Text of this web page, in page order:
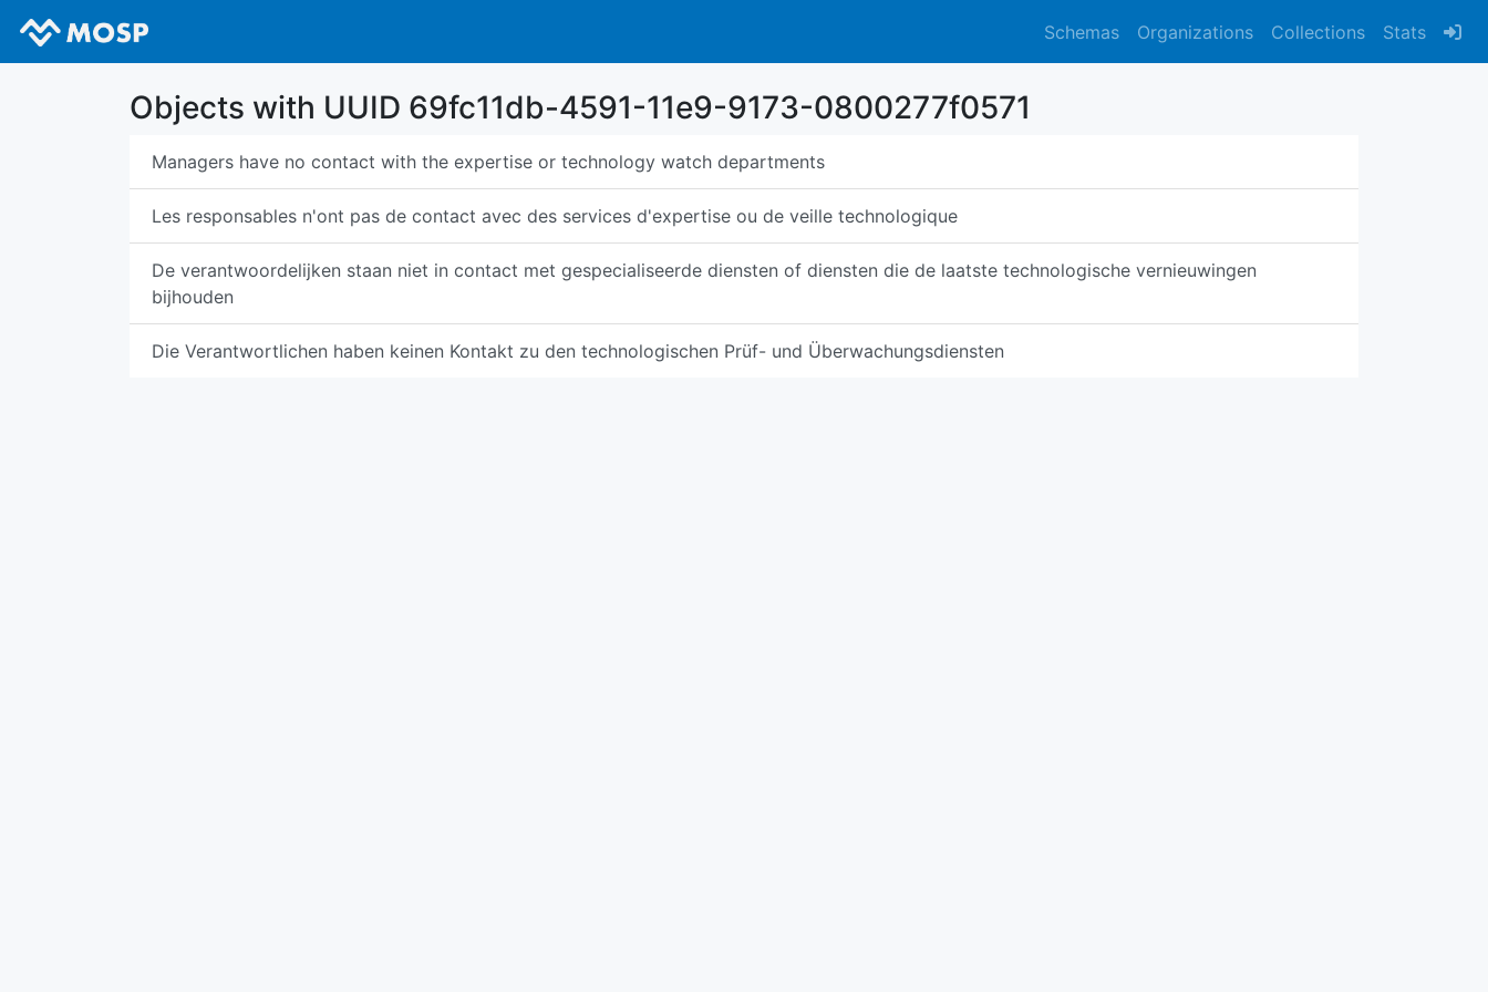
Schemas Organizations Collections Stats
Objects with UUID 69fc11db-4591-11e9-9173-0800277f0571
Managers have no contact with the expertise or technology watch departments
Les responsables n'ont pas de contact avec des services d'expertise ou de veille technologique
De verantwoordelijken staan niet in contact met gespecialiseerde diensten of diensten die de laatste technologische vernieuwingen
bijhouden
Die Verantwortlichen haben keinen Kontakt zu den technologischen Prüf- und Überwachungsdiensten